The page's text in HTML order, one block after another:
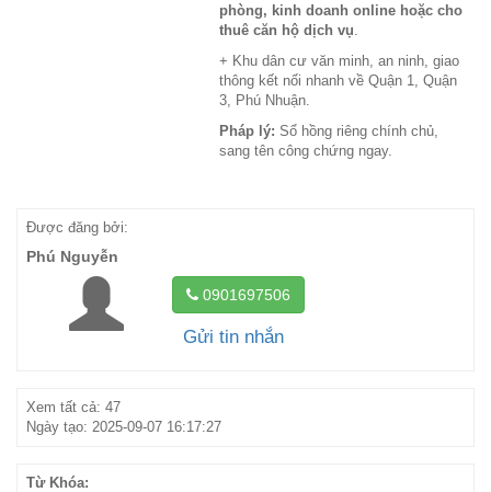
phòng, kinh doanh online hoặc cho
thuê căn hộ dịch vụ
+ Khu dân cư văn minh, an ninh, giao
thông kết nối nhanh về Quận 1, Quận
3, Phú Nhuận.
Pháp lý: Sổ hồng riêng chính chủ,
sang tên công chứng ngay.
Được đăng bởi:
Phú Nguyễn
0901697506
Gửi tin nhắn
Xem tất cả: 47
Ngày tạo: 2025-09-07 16:17:27
Từ Khóa: